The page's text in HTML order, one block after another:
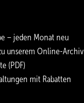
– jeden Monat neu
unserem Online-Archiv
(PDF)
mit Rabatten